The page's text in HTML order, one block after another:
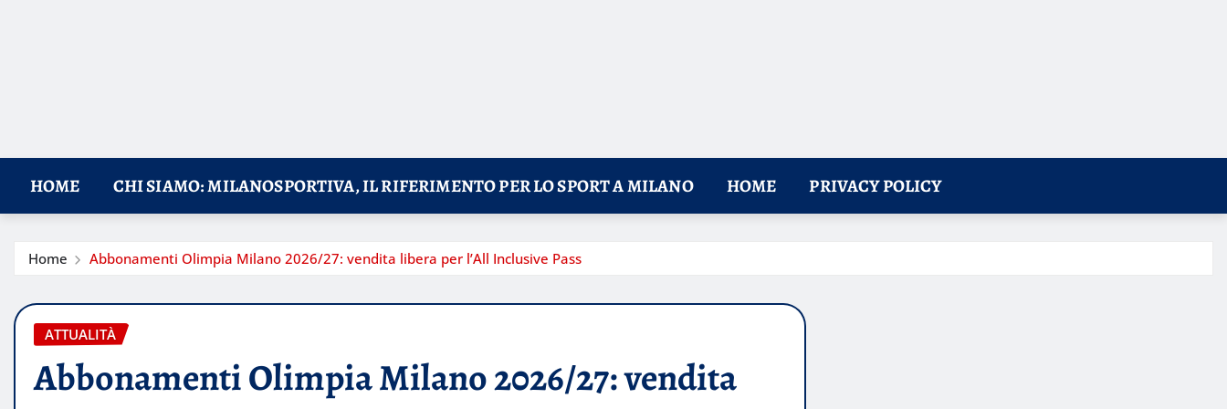
HOME CHI SIAMO: MILANOSPORTIVA, IL RIFERIMENTO PER LO SPORT A MILANO HOME PRIVACY POLICY
Home Abbonamenti Olimpia Milano 2026/27: vendita libera per l’All Inclusive Pass
ATTUALITÀ
Abbonamenti Olimpia Milano 2026/27: vendita